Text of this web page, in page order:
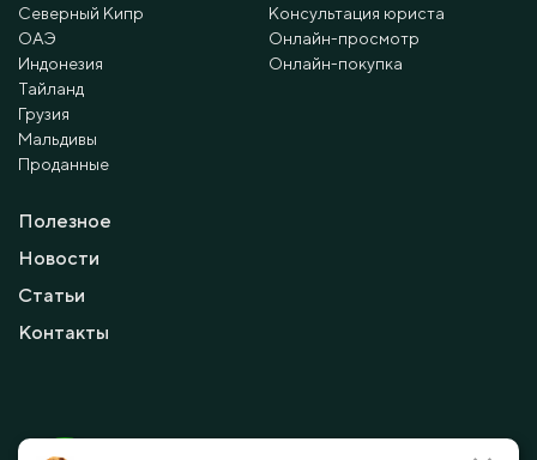
Северный Кипр
ОАЭ
Индонезия
Тайланд
Грузия
Мальдивы
Проданные
Консультация юриста
Онлайн-просмотр
Онлайн-покупка
Полезное
Новости
Статьи
Контакты